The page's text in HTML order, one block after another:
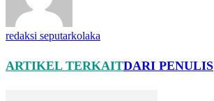
redaksi seputarkolaka
ARTIKEL TERKAITDARI PENULIS